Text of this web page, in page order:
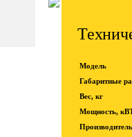
Модель
Габаритные
Вес, кг
Мощность,